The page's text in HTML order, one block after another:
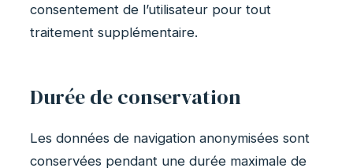
consentement de l’utilisateur pour tout
traitement supplémentaire.
Durée de conservation
Les données de navigation anonymisées sont
conservées pendant une durée maximale de